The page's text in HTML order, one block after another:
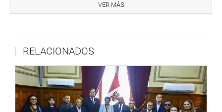
11909/2024-CR, que promueve y reconoce la actividad
del panadero artesanal como parte de la economía
productiva del Perú y sus beneficios sean reconocidos por
ley, así como su capacitación para mejorar su producto.
Dijo que su propuesta define claramente qué se entiende
por panadería artesanal, excluyendo actividades
VER MÁS
RELACIONADOS